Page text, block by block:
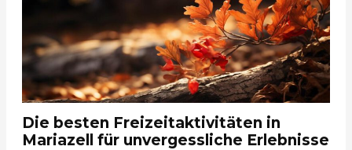
Die besten Freizeitaktivitäten in
Mariazell für unvergessliche Erlebnisse